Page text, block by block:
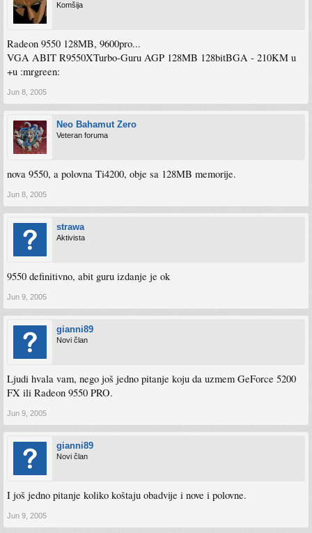
Komšija
Radeon 9550 128MB, 9600pro...
VGA ABIT R9550XTurbo-Guru AGP 128MB 128bitBGA - 210KM u
+u :mrgreen:
Jun 8, 2005
Neo Bahamut Zero
Veteran foruma
nova 9550, a polovna Ti4200, obje sa 128MB memorije.
Jun 8, 2005
strawa
Aktivista
9550 definitivno, abit guru izdanje je ok
Jun 9, 2005
gianni89
Novi član
Ljudi hvala vam, nego još jedno pitanje koju da uzmem GeForce 5200
FX ili Radeon 9550 PRO.
Jun 9, 2005
gianni89
Novi član
I još jedno pitanje koliko koštaju obadvije i nove i polovne.
Jun 9, 2005